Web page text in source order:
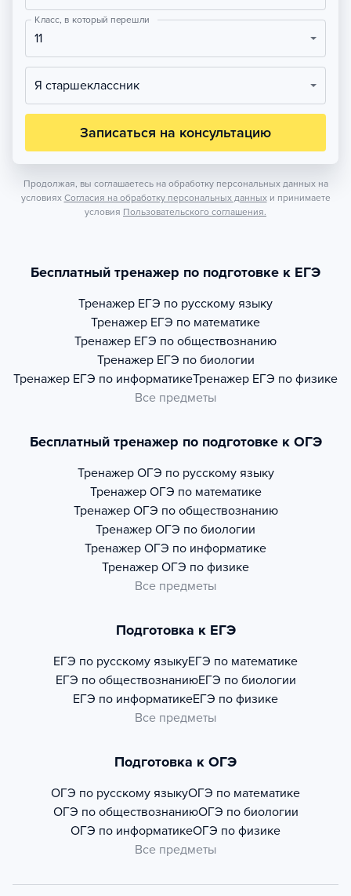
Класс, в который перешли
11
Я старшеклассник
Записаться на консультацию
Продолжая, вы соглашаетесь на обработку персональных данных на
условиях Согласия на обработку персональных данных и принимаете
условия Пользовательского соглашения.
Бесплатный тренажер по подготовке к ЕГЭ
Тренажер ЕГЭ по русскому языку
Тренажер ЕГЭ по математике
Тренажер ЕГЭ по обществознанию
Тренажер ЕГЭ по биологии
Тренажер ЕГЭ по информатикеТренажер ЕГЭ по физике
Все предметы
Бесплатный тренажер по подготовке к ОГЭ
Тренажер ОГЭ по русскому языку
Тренажер ОГЭ по математике
Тренажер ОГЭ по обществознанию
Тренажер ОГЭ по биологии
Тренажер ОГЭ по информатике
Тренажер ОГЭ по физике
Все предметы
Подготовка к ЕГЭ
ЕГЭ по русскому языкуЕГЭ по математике
ЕГЭ по обществознаниюЕГЭ по биологии
ЕГЭ по информатикеЕГЭ по физике
Все предметы
Подготовка к ОГЭ
ОГЭ по русскому языкуОГЭ по математике
ОГЭ по обществознаниюОГЭ по биологии
ОГЭ по информатикеОГЭ по физике
Все предметы